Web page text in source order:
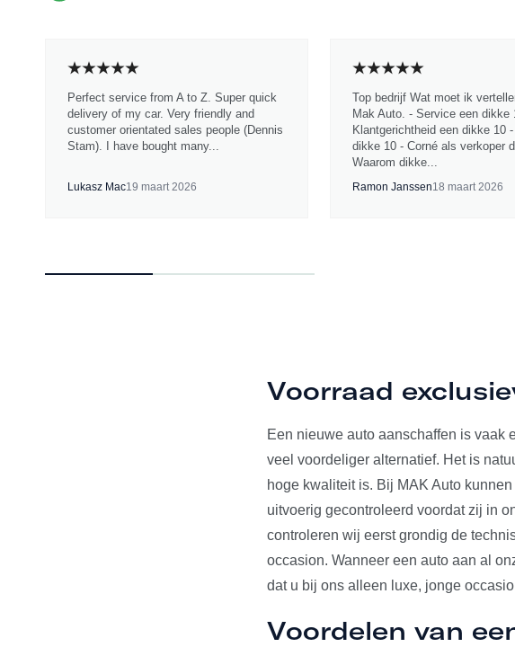
Perfect service from A to Z. Super quick
delivery of my car. Very friendly and
customer orientated sales people (Dennis
Stam). I have bought many...
Lukasz Mac19 maart 2026
Top bedrijf Wat moet ik
Mak Auto. - Service een dikke
Klantgerichtheid een dikke 10
dikke 10 - Corné als verkoper
Waarom dikke...
Ramon Janssen18 maart 2026
Voorraad
Een nieuwe auto aanschaffen is vaak
veel voordeliger alternatief. Het is
hoge kwaliteit is. Bij MAK Auto
uitvoerig gecontroleerd voordat zij in
controleren wij eerst grondig de
occasion. Wanneer een auto aan al
dat u bij ons alleen luxe, jonge
Voordelen van